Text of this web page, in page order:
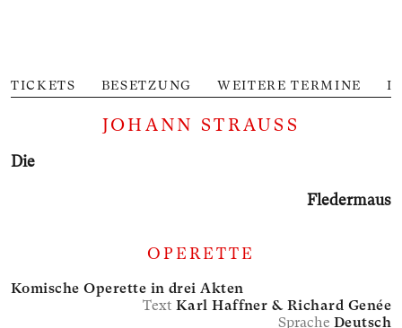
TICKETS BESETZUNG WEITERE TERMINE
JOHANN STRAUSS
Die
Fleder­maus
OPERETTE
Komische Operette in drei Akten
Text Karl Haffner & Richard Genée
Sprache Deutsch